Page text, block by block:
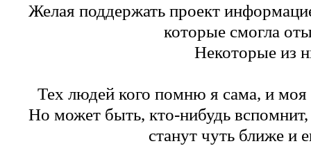
Желая поддержать проект
которые смогла
Некоторые из
Тех людей кого помню я сама, и
Но может быть, кто-нибудь
станут чуть ближе